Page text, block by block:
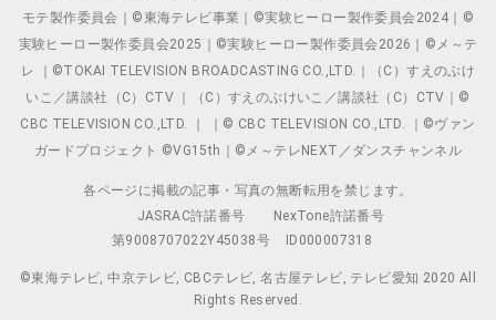
モテ製作委員会｜©東海テレビ事業｜©実験ヒーロー製作委員会2024｜©
実験ヒーロー製作委員会2025｜©実験ヒーロー製作委員会2026｜©メ～テ
レ ｜©TOKAI TELEVISION BROADCASTING CO.,LTD.｜（C）すえのぶけ
いこ／講談社（C）CTV ｜（C）すえのぶけいこ／講談社（C）CTV｜©
CBC TELEVISION CO.,LTD. ｜ ｜© CBC TELEVISION CO.,LTD. ｜©ヴァン
ガードプロジェクト ©VG15th｜©メ～テレNEXT／ダンスチャンネル
各ページに掲載の記事・写真の無断転用を禁じます。
JASRAC許諾番号
NexTone許諾番号
第9008707022Y45038号
ID000007318
©東海テレビ, 中京テレビ, CBCテレビ, 名古屋テレビ, テレビ愛知 2020 All
Rights Reserved.